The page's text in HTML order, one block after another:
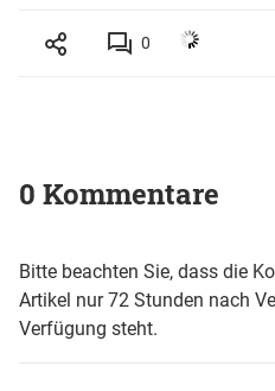
0
0 Kommentare
Bitte beachten Sie, dass die
Artikel nur 72 Stunden nach
Verfügung steht.